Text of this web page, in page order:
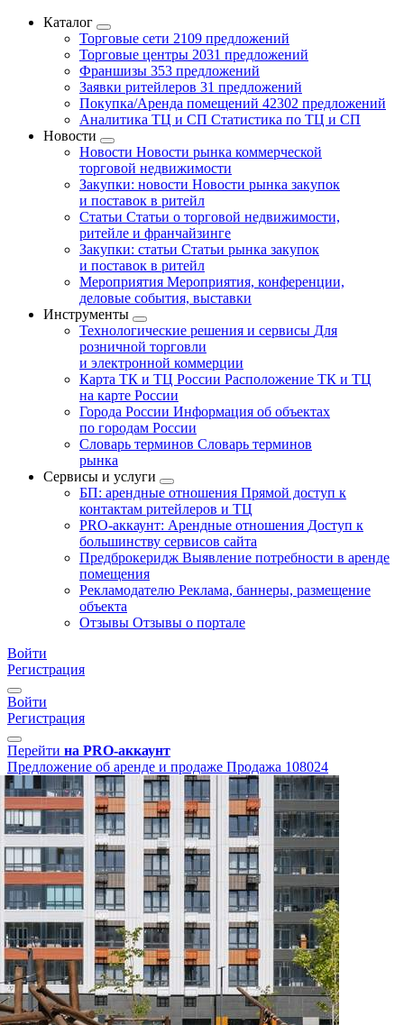
Каталог
Торговые сети 2109 предложений
Торговые центры 2031 предложений
Франшизы 353 предложений
Заявки ритейлеров 31 предложений
Покупка/Аренда помещений 42302 предложений
Аналитика ТЦ и СП Статистика по ТЦ и СП
Новости
Новости Новости рынка коммерческой
торговой недвижимости
Закупки: новости Новости рынка закупок
и поставок в ритейл
Статьи Статьи о торговой недвижимости,
ритейле и франчайзинге
Закупки: статьи Статьи рынка закупок
и поставок в ритейл
Мероприятия Мероприятия, конференции,
деловые события, выставки
Инструменты
Технологические решения и сервисы Для
розничной торговли
и электронной коммерции
Карта ТК и ТЦ России Расположение ТК и ТЦ
на карте России
Города России Информация об объектах
по городам России
Словарь терминов Словарь терминов
рынка
Сервисы и услуги
БП: арендные отношения Прямой доступ к
контактам ритейлеров и ТЦ
PRO-аккаунт: Арендные отношения Доступ к
большинству сервисов сайта
Предброкеридж Выявление потребности в аренде
помещения
Рекламодателю Реклама, баннеры, размещение
объекта
Отзывы Отзывы о портале
Войти
Регистрация
Войти
Регистрация
Перейти на PRO-аккаунт
Предложение об аренде и продаже Продажа 108024